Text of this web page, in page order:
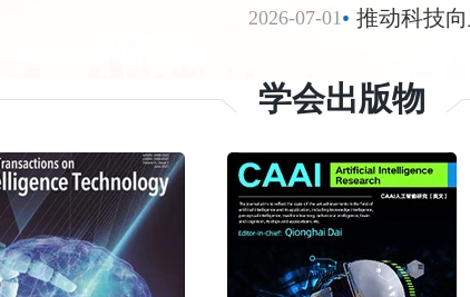
2026-07-01 • 推动科技
学会出版物